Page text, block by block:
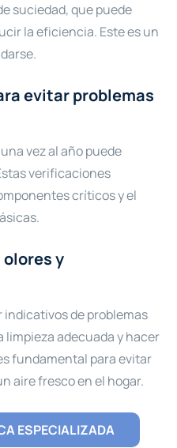
suciedad, que puede
la eficiencia. Este es un
evitar problemas
vez al año puede
verificaciones
críticos y el
y
indicativos de problemas
adecuada y hacer
fundamental para evitar
aire fresco en el hogar.
ESPECIALIZADA